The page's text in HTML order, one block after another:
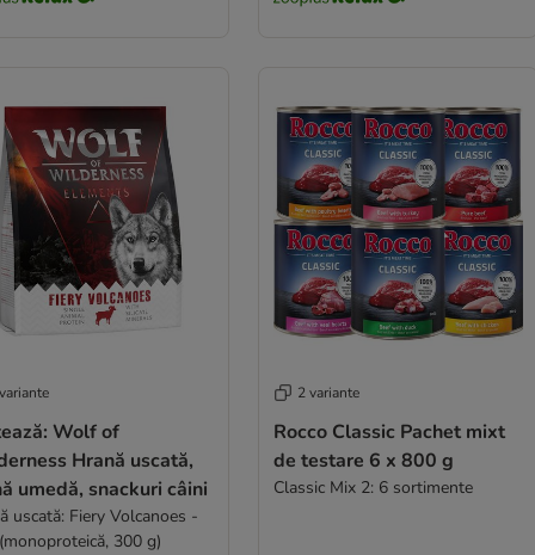
Wolf of
Hrană uscată,
umedă, snackuri câini
uscată: Fiery Volcanoes -
300 g)
2 variante
Rocco Classic Pachet mixt
de testare 6 x 800 g
Classic Mix 2: 6 sortimente